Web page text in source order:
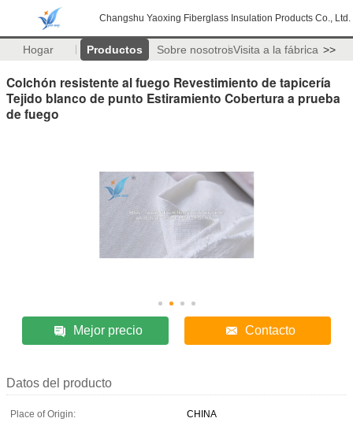
Changshu Yaoxing Fiberglass Insulation Products Co., Ltd.
Hogar Productos Sobre nosotrosVisita a la fábrica >>
Colchón resistente al fuego Revestimiento de tapicería
Tejido blanco de punto Estiramiento Cobertura a prueba
de fuego
Mejor precio Contacto
Datos del producto
Place of Origin:
CHINA